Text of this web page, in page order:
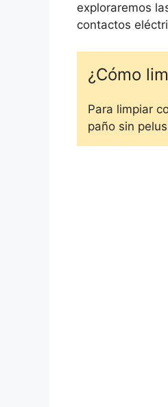
exploraremos
contactos
¿Cómo
Para limpiar
paño sin